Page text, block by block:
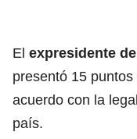
El expresidente
presentó 15
acuerdo con la
país.